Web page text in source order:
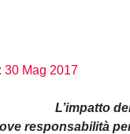
30 Mag 2017
L’impatto
responsabilità